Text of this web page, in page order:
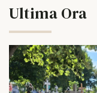
Ultima Ora